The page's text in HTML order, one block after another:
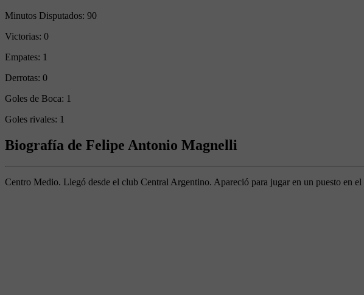
Minutos Disputados: 90
Victorias: 0
Empates: 1
Derrotas: 0
Goles de Boca: 1
Goles rivales: 1
Biografía de Felipe Antonio Magnelli
Centro Medio. Llegó desde el club Central Argentino. Apareció para jugar en un puesto en